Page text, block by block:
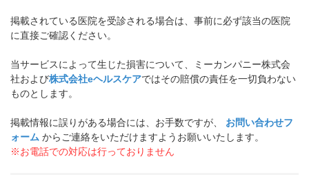
掲載されている医院を受診される場合は、事前に必ず該当の医院
に直接ご確認ください。
当サービスによって生じた損害について、ミーカンパニー株式会
社および株式会社eヘルスケアではその賠償の責任を一切負わない
ものとします。
掲載情報に誤りがある場合には、お手数ですが、
お問い合わせフ
ォーム からご連絡をいただけますようお願いいたします。
※お電話での対応は行っておりません